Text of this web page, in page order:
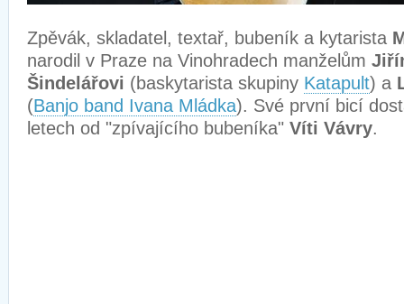
Zpěvák, skladatel, textař, bubeník a kytarista
narodil v Praze na Vinohradech manželům
Šindelářovi (baskytarista skupiny Katapult) a
(Banjo band Ivana Mládka). Své první bicí
letech od "zpívajícího bubeníka" Víti Vávry.